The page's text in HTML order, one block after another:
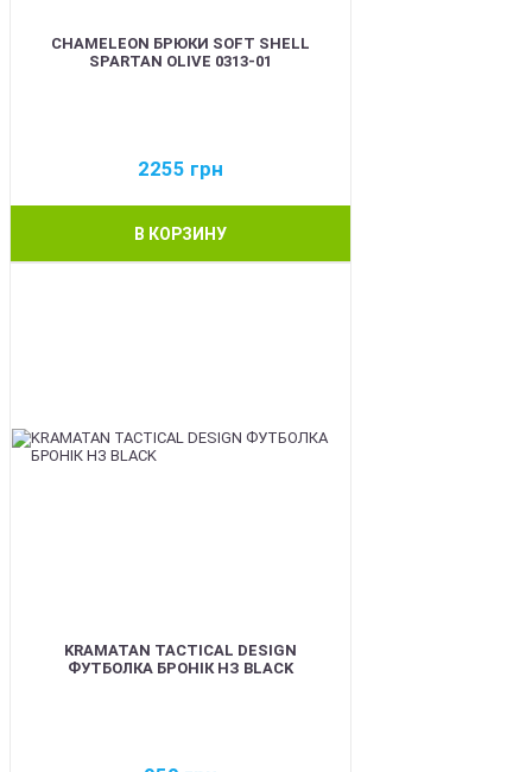
CHAMELEON БРЮКИ SOFT SHELL
SPARTAN OLIVE 0313-01
2255 грн
В КОРЗИНУ
KRAMATAN TACTICAL DESIGN
ФУТБОЛКА БРОНІК НЗ BLACK